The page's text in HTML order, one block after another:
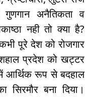
गुणगान अनैतिकता व
नही तो क्या है?
पूरे देश को रोजगार
प्रदेश को खट्टर
आर्थिक रूप से बदहाल
सिरमौर बना दिया।